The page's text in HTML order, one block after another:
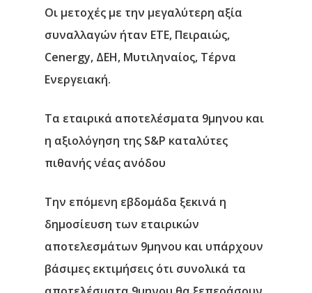
Οι μετοχές με την μεγαλύτερη αξία
συναλλαγών ήταν ΕΤΕ, Πειραιώς,
Cenergy, ΔΕΗ, Μυτιληναίος, Τέρνα
Ενεργειακή.
Τα εταιρικά αποτελέσματα 9μηνου και
η αξιολόγηση της S&P καταλύτες
πιθανής νέας ανόδου
Την επόμενη εβδομάδα ξεκινά η
δημοσίευση των εταιρικών
αποτελεσμάτων 9μηνου και υπάρχουν
βάσιμες εκτιμήσεις ότι συνολικά τα